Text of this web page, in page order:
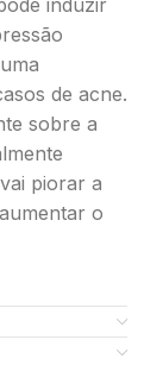
induzir
de acne.
sobre a
piorar a
o